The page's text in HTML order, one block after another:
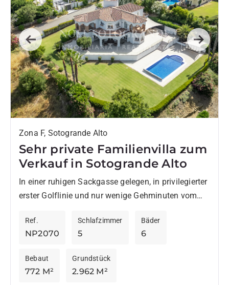
Previous Next
Zona F, Sotogrande Alto
Sehr private Familienvilla zum
Verkauf in Sotogrande Alto
In einer ruhigen Sackgasse gelegen, in privilegierter
erster Golflinie und nur wenige Gehminuten vom
befindet sich diese beeindruckende...
NP2070
Ref.
5
Schlafzimmer
6
Bäder
772 M²
Bebaut
2.962 M²
Grundstück